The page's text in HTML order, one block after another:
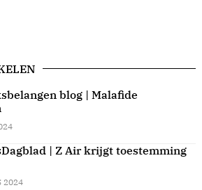
blog | Malafide
| Z Air krijgt toestemming
2024